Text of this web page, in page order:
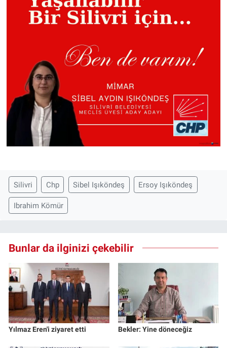
Silivri Chp Sibel Işıköndeş Ersoy Işıköndeş
Ibrahim Kömür
Bunlar da ilginizi çekebilir
Yılmaz Eren'i ziyaret etti Bekler: Yine döneceğiz